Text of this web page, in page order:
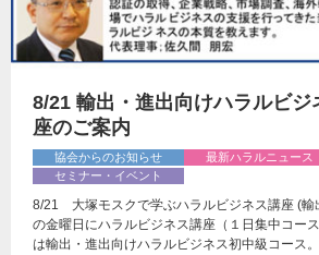
8/21 輸出・進出向けハラルビジ
座のご案内
協会からのお知らせ
最新ハラルニュース
セミナー・イベント
8/21 大塚モスクで学ぶハラルビジネス講座 (輸
の金曜日にハラルビジネス講座（１日集中コー
は輸出・進出向けハラルビジネス初中級コース